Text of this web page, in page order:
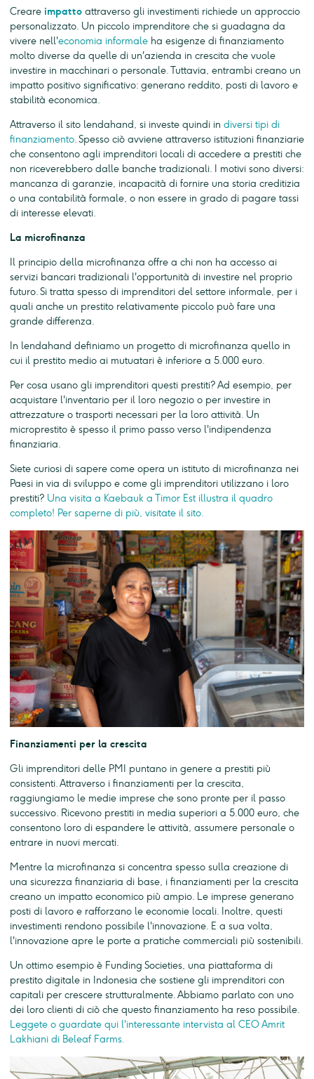
Creare impatto attraverso gli investimenti richiede un approccio
personalizzato. Un piccolo imprenditore che si guadagna da
vivere nell'economia informale ha esigenze di finanziamento
molto diverse da quelle di un'azienda in crescita che vuole
investire in macchinari o personale. Tuttavia, entrambi creano un
impatto positivo significativo: generano reddito, posti di lavoro e
stabilità economica.
Attraverso il sito lendahand, si investe quindi in diversi tipi di
finanziamento. Spesso ciò avviene attraverso istituzioni finanziarie
che consentono agli imprenditori locali di accedere a prestiti che
non riceverebbero dalle banche tradizionali. I motivi sono diversi:
mancanza di garanzie, incapacità di fornire una storia creditizia
o una contabilità formale, o non essere in grado di pagare tassi
di interesse elevati.
La microfinanza
Il principio della microfinanza offre a chi non ha accesso ai
servizi bancari tradizionali l'opportunità di investire nel proprio
futuro. Si tratta spesso di imprenditori del settore informale, per i
quali anche un prestito relativamente piccolo può fare una
grande differenza.
In lendahand definiamo un progetto di microfinanza quello in
cui il prestito medio ai mutuatari è inferiore a 5.000 euro.
Per cosa usano gli imprenditori questi prestiti? Ad esempio, per
acquistare l'inventario per il loro negozio o per investire in
attrezzature o trasporti necessari per la loro attività. Un
microprestito è spesso il primo passo verso l'indipendenza
finanziaria.
Siete curiosi di sapere come opera un istituto di microfinanza nei
Paesi in via di sviluppo e come gli imprenditori utilizzano i loro
prestiti? Una visita a Kaebauk a Timor Est illustra il quadro
completo! Per saperne di più, visitate il sito.
Finanziamenti per la crescita
Gli imprenditori delle PMI puntano in genere a prestiti più
consistenti. Attraverso i finanziamenti per la crescita,
raggiungiamo le medie imprese che sono pronte per il passo
successivo. Ricevono prestiti in media superiori a 5.000 euro, che
consentono loro di espandere le attività, assumere personale o
entrare in nuovi mercati.
Mentre la microfinanza si concentra spesso sulla creazione di
una sicurezza finanziaria di base, i finanziamenti per la crescita
creano un impatto economico più ampio. Le imprese generano
posti di lavoro e rafforzano le economie locali. Inoltre, questi
investimenti rendono possibile l'innovazione. E a sua volta,
l'innovazione apre le porte a pratiche commerciali più sostenibili.
Un ottimo esempio è Funding Societies, una piattaforma di
prestito digitale in Indonesia che sostiene gli imprenditori con
capitali per crescere strutturalmente. Abbiamo parlato con uno
dei loro clienti di ciò che questo finanziamento ha reso possibile.
Leggete o guardate qui l'interessante intervista al CEO Amrit
Lakhiani di Beleaf Farms.